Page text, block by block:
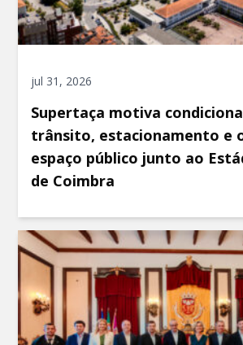
jul 31, 2026
Supertaça motiva
trânsito, estacionamento e
espaço público junto ao
de Coimbra